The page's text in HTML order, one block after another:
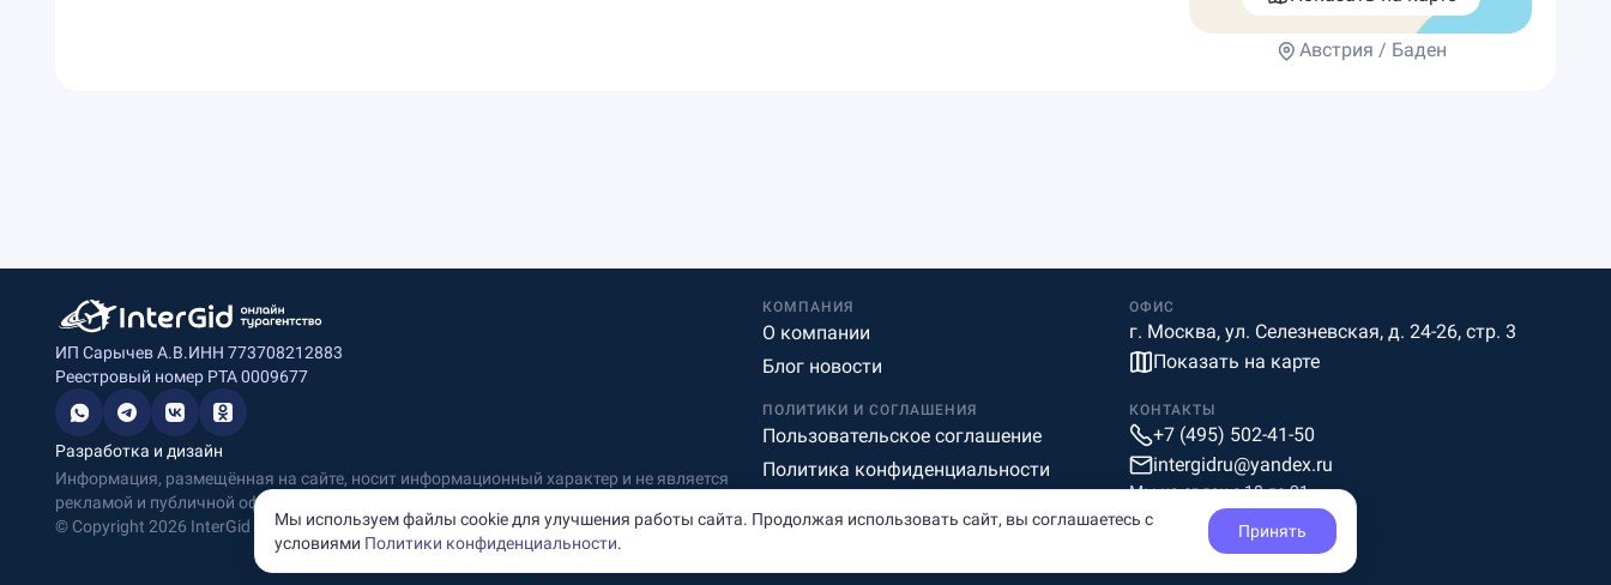
Австрия / Баден
ИП Сарычев А.В.ИНН 773708212883
Реестровый номер РТА 0009677
Разработка и дизайн
Информация, размещённая на сайте, носит информационный характер и не является
рекламой и публичной офертой.
© Copyright 2026 InterGid Все права защищены.
КОМПАНИЯ
О компании
Блог новости
ОФИС
г. Москва, ул. Селезневская, д. 24-26, стр. 3
Показать на карте
ПОЛИТИКИ И СОГЛАШЕНИЯ
Пользовательское соглашение
Политика конфиденциальности
КОНТАКТЫ
+7 (495) 502-41-50
intergidru@yandex.ru
Мы на связи c 10 до 21
Мы используем файлы cookie для улучшения работы сайта. Продолжая использовать сайт, вы соглашаетесь с
условиями Политики конфиденциальности.
Принять